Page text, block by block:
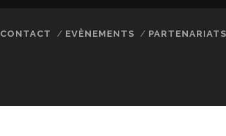
CONTACT EVÈNEMENTS PARTENARIATS